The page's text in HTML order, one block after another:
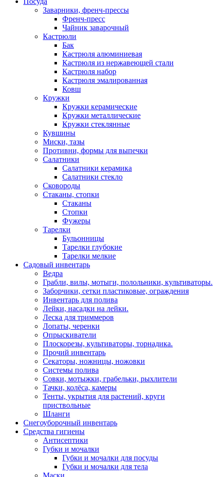
Заварники, френч-прессы
Френч-пресс
Чайник заварочный
Кастрюли
Бак
Кастрюля алюминиевая
Кастрюля из нержавеющей стали
Кастрюля набор
Кастрюля эмалированная
Ковш
Кружки
Кружки керамические
Кружки металлические
Кружки стеклянные
Кувшины
Миски, тазы
Противни, формы для выпечки
Салатники
Салатники керамика
Салатники стекло
Сковороды
Стаканы, стопки
Стаканы
Стопки
Фужеры
Тарелки
Бульонницы
Тарелки глубокие
Тарелки мелкие
Садовый инвентарь
Ведра
Грабли, вилы, мотыги, полольники, культиваторы.
Заборчики, сетки пластиковые, ограждения
Инвентарь для полива
Лейки, насадки на лейки.
Леска для триммеров
Лопаты, черенки
Опрыскиватели
Плоскорезы, культиваторы, торнадика.
Прочий инвентарь
Секаторы, ножницы, ножовки
Системы полива
Совки, мотыжки, грабельки, рыхлители
Тачки, колёса, камеры
Тенты, укрытия для растений, круги
приствольные
Шланги
Снегоуборочный инвентарь
Средства гигиены
Антисептики
Губки и мочалки
Губки и мочалки для посуды
Губки и мочалки для тела